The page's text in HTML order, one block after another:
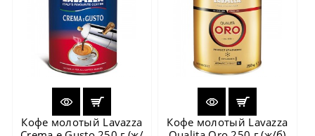
Кофе молотый Lavazza
Кофе молотый Lavazza